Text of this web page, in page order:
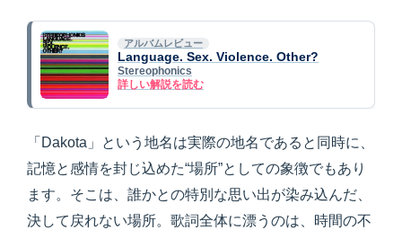
アルバムレビュー
Language. Sex. Violence. Other?
Stereophonics
詳しい解説を読む
「Dakota」という地名は実際の地名であると同時に、
記憶と感情を封じ込めた“場所”としての象徴でもあり
ます。そこは、誰かとの特別な思い出が染み込んだ、
決して戻れない場所。歌詞全体に漂うのは、時間の不